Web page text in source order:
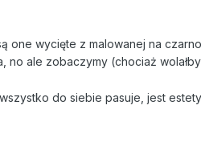
one wycięte z malowanej na
no ale zobaczymy (chociaż
do siebie pasuje, jest